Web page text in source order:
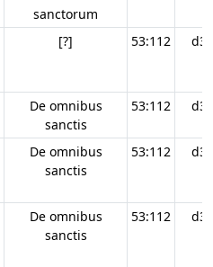
sanctorum
[?] 53:112 d34
De omnibus
sanctis
53:112 d34
De omnibus
sanctis
53:112 d34
De omnibus
sanctis
53:112 d34